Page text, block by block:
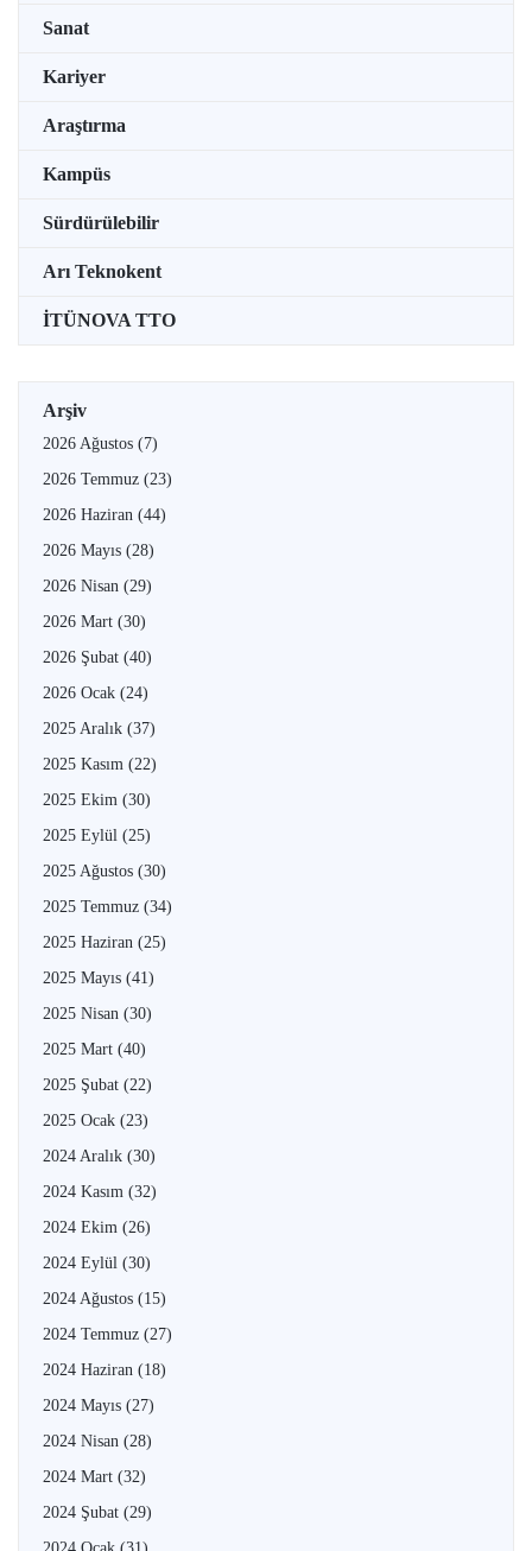
Sanat
Kariyer
Araştırma
Kampüs
Sürdürülebilir
Arı Teknokent
İTÜNOVA TTO
Arşiv
2026 Ağustos (7)
2026 Temmuz (23)
2026 Haziran (44)
2026 Mayıs (28)
2026 Nisan (29)
2026 Mart (30)
2026 Şubat (40)
2026 Ocak (24)
2025 Aralık (37)
2025 Kasım (22)
2025 Ekim (30)
2025 Eylül (25)
2025 Ağustos (30)
2025 Temmuz (34)
2025 Haziran (25)
2025 Mayıs (41)
2025 Nisan (30)
2025 Mart (40)
2025 Şubat (22)
2025 Ocak (23)
2024 Aralık (30)
2024 Kasım (32)
2024 Ekim (26)
2024 Eylül (30)
2024 Ağustos (15)
2024 Temmuz (27)
2024 Haziran (18)
2024 Mayıs (27)
2024 Nisan (28)
2024 Mart (32)
2024 Şubat (29)